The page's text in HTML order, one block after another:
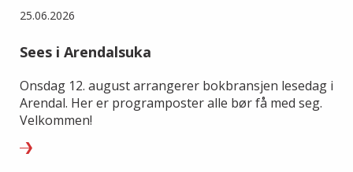
25.06.2026
Sees i Arendalsuka
Onsdag 12. august arrangerer bokbransjen lesedag i
Arendal. Her er programposter alle bør få med seg.
Velkommen!